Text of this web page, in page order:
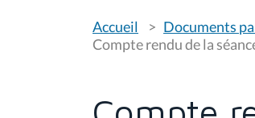
o
u
s
s
Accueil
Documents
Compte rendu de la